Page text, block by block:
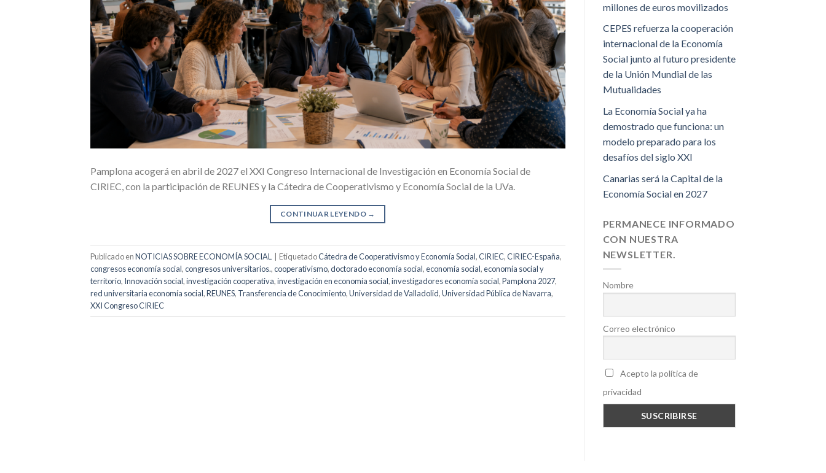
Pamplona acogerá en abril de 2027 el XXI Congreso Internacional de Investigación en Economía Social de
CIRIEC, con la participación de REUNES y la Cátedra de Cooperativismo y Economía Social de la UVa.
CONTINUAR LEYENDO →
Publicado enNOTICIAS SOBRE ECONOMÍA SOCIAL EtiquetadoCátedra de Cooperativismo y Economía Social,CIRIEC,CIRIEC-España,
congresos economía social,congresos universitarios.,cooperativismo,doctorado economía social,economía social,economía social y
territorio, Innovación social,investigación cooperativa,investigación en economía social,investigadores economía social,Pamplona 2027,
red universitaria economía social,REUNES, Transferencia de Conocimiento,Universidad de Valladolid,Universidad Pública de Navarra,
XXI Congreso CIRIEC
millones de euros movilizados
CEPES refuerza la cooperación
internacional de la Economía
Social junto al futuro presidente
de la Unión Mundial de las
Mutualidades
La Economía Social ya ha
demostrado que funciona: un
modelo preparado para los
desafíos del siglo XXI
Canarias será la Capital de la
Economía Social en 2027
PERMANECE INFORMADO
CON NUESTRA
NEWSLETTER.
Nombre
Correo electrónico
Acepto la política de
privacidad